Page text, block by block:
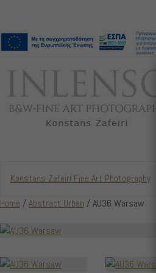
Konstans Zafeiri Fine Art Photography
Home /Abstract Urban / AU36 Warsaw